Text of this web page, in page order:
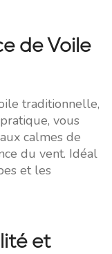
de Voile
traditionnelle,
vous
calmes de
du vent. Idéal
et les
et